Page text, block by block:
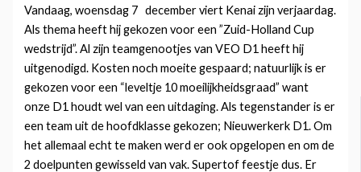
Vandaag, woensdag 7 december viert Kenai zijn verjaardag.
Als thema heeft hij gekozen voor een ”Zuid-Holland Cup
wedstrijd”. Al zijn teamgenootjes van VEO D1 heeft hij
uitgenodigd. Kosten noch moeite gespaard; natuurlijk is er
gekozen voor een “leveltje 10 moeilijkheidsgraad” want
onze D1 houdt wel van een uitdaging. Als tegenstander is er
een team uit de hoofdklasse gekozen; Nieuwerkerk D1. Om
het allemaal echt te maken werd er ook opgelopen en om de
2 doelpunten gewisseld van vak. Supertof feestje dus. Er